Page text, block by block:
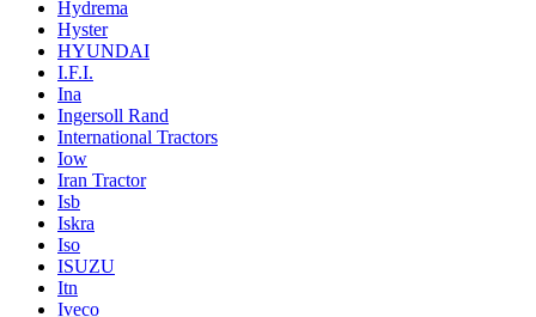
Hydrema
Hyster
HYUNDAI
I.F.I.
Ina
Ingersoll Rand
International Tractors
Iow
Iran Tractor
Isb
Iskra
Iso
ISUZU
Itn
Iveco